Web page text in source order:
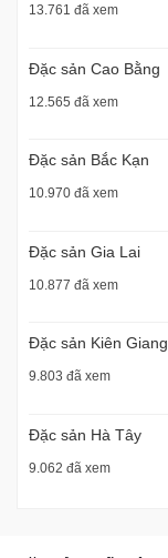
13.761 đã xem
Đặc sản Cao Bằng
12.565 đã xem
Đặc sản Bắc Kạn
10.970 đã xem
Đặc sản Gia Lai
10.877 đã xem
Đặc sản Kiên Giang
9.803 đã xem
Đặc sản Hà Tây
9.062 đã xem